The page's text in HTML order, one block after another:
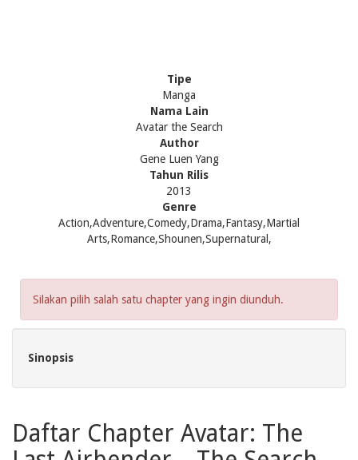
Tipe
Manga
Nama Lain
Avatar the Search
Author
Gene Luen Yang
Tahun Rilis
2013
Genre
Action,Adventure,Comedy,Drama,Fantasy,Martial
Arts,Romance,Shounen,Supernatural,
Silakan pilih salah satu chapter yang ingin diunduh.
Sinopsis
Daftar Chapter Avatar: The